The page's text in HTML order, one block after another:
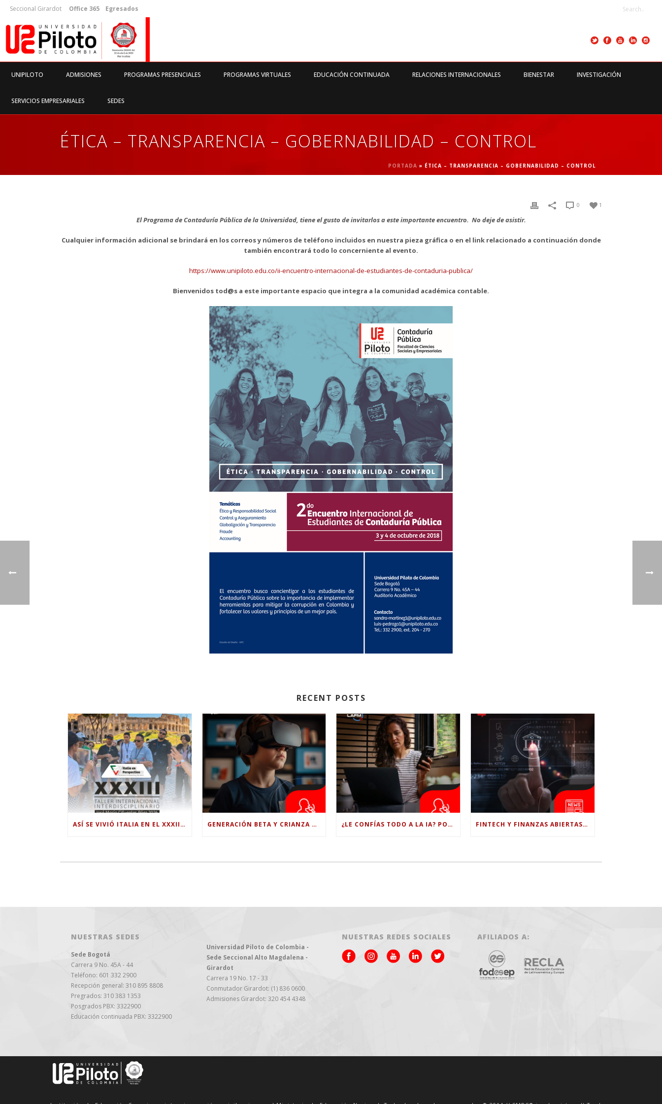
Seccional Girardot Office 365 Egresados
UNIPILOTO ADMISIONES PROGRAMAS PRESENCIALES PROGRAMAS VIRTUALES EDUCACIÓN CONTINUADA RELACIONES INTERNACIONALES BIENESTAR INVESTIGACIÓN
SERVICIOS EMPRESARIALES SEDES
ÉTICA – TRANSPARENCIA – GOBERNABILIDAD – CONTROL
PORTADA » ÉTICA – TRANSPARENCIA – GOBERNABILIDAD – CONTROL
1
0
El Programa de Contaduría Pública de la Universidad, tiene el gusto de invitarlos a este importante encuentro. No deje de asistir.
Cualquier información adicional se brindará en los correos y números de teléfono incluidos en nuestra pieza gráfica o en el link relacionado a continuación donde
también encontrará todo lo concerniente al evento.
https://www.unipiloto.edu.co/ii-encuentro-internacional-de-estudiantes-de-contaduria-publica/
Bienvenidos tod@s a este importante espacio que integra a la comunidad académica contable.
RECENT POSTS
ASÍ SE VIVIÓ ITALIA EN EL XXXIII TALLER INTERNACIONAL INTERDISCIPLINAR GENERACIÓN BETA Y CRIANZA DIGITAL: LOS RETOS DE CRIAR HIJOS EN LA ERA DE LA INTELIGENCIA ARTIFICIAL ¿LE CONFÍAS TODO A LA IA? POR QUÉ LA PSICÓLOGA DICE QUE ESO PUEDE COSTARTE TUS PROPIAS HABILIDADES FINTECH Y FINANZAS ABIERTAS: RETOS PARA EL NUEVO GOBIERNO COLOMBIANO
NUESTRAS SEDES
Sede Bogotá
Carrera 9 No. 45A - 44
Teléfono: 601 332 2900
Recepción general: 310 895 8808
Pregrados: 310 383 1353
Posgrados PBX: 3322900
Educación continuada PBX: 3322900
Universidad Piloto de Colombia -
Sede Seccional Alto Magdalena -
Girardot
Carrera 19 No. 17 - 33
Conmutador Girardot: (1) 836 0600
Admisiones Girardot: 320 454 4348
NUESTRAS REDES SOCIALES AFILIADOS A: